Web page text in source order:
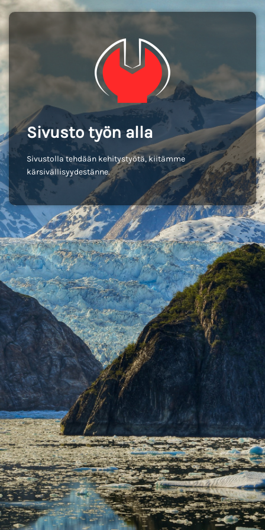
Sivusto työn alla
Sivustolla tehdään kehitystyötä, kiitämme
kärsivällisyydestänne.